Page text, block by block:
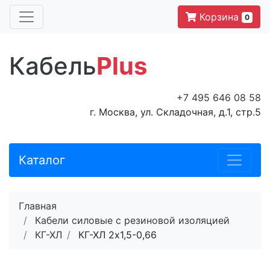
Корзина 0
КабельPlus
+7 495 646 08 58
г. Москва, ул. Складочная, д.1, стр.5
Каталог
Главная
Кабели силовые с резиновой изоляцией
КГ-ХЛ
КГ-ХЛ 2х1,5-0,66